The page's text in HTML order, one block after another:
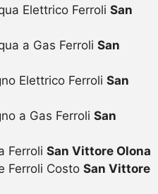
Elettrico Ferroli San
a Gas Ferroli San
Elettrico Ferroli San
a Gas Ferroli San
Ferroli San Vittore Olona
Ferroli Costo San Vittore